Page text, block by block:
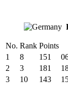
No. Rank Points
1
8 151
2
3 181
3
10 143